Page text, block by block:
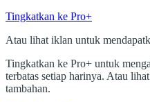
Tingkatkan ke Pro+
Atau lihat iklan untuk
Tingkatkan ke Pro+ untuk
terbatas setiap harinya. Atau
tambahan.